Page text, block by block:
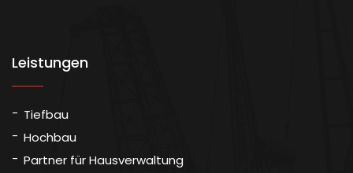
Leistungen
Tiefbau
Hochbau
Partner für Hausverwaltung